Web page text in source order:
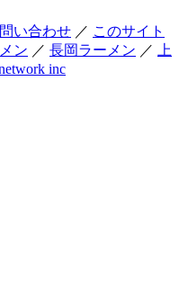
い合わせ ／ このサイト
ン ／ 長岡ラーメン ／
上
inc